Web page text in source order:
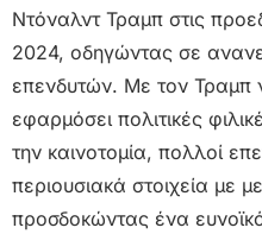
Ντόναλντ Τραμπ στις
2024, οδηγώντας σε
επενδυτών. Με τον Τραμπ
εφαρμόσει πολιτικές
την καινοτομία, πολλοί
περιουσιακά στοιχεία με
προσδοκώντας ένα